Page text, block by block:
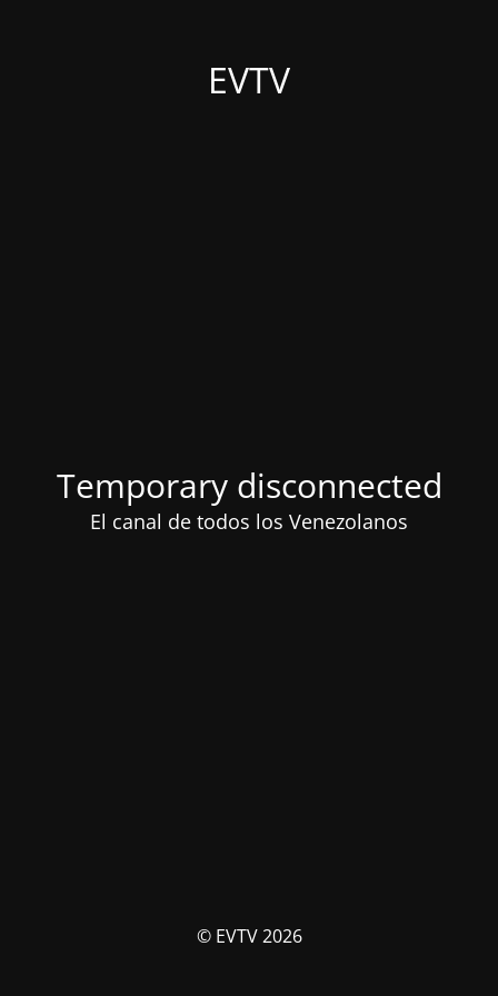
EVTV
Temporary disconnected
El canal de todos los Venezolanos
© EVTV 2026